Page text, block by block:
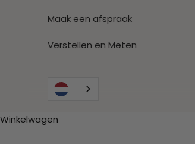
Maak een afspraak
Verstellen en Meten
Winkelwagen